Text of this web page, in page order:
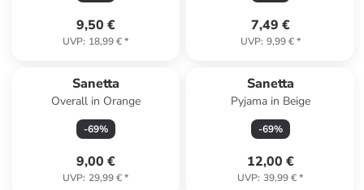
9,50 €
UVP: 18,99 €*
7,49 €
UVP: 9,99 €*
Sanetta
Overall in Orange
-69%
9,00 €
UVP: 29,99 €*
Sanetta
Pyjama in Beige
-69%
12,00 €
UVP: 39,99 €*